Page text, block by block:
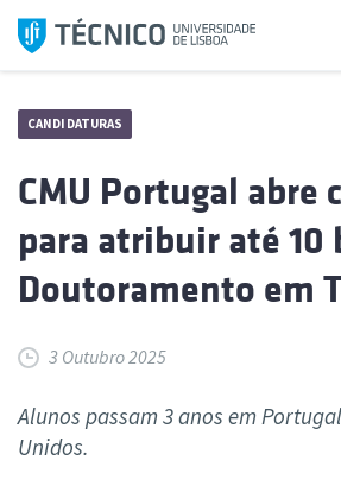
Saltar
para
CANDIDATURAS
CMU Portugal abre
para atribuir até 10
Doutoramento em
3 Outubro 2025
Alunos passam 3 anos em
Unidos.